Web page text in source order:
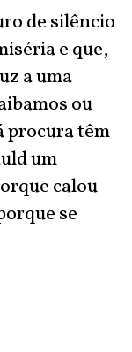
de silêncio
e que,
a uma
ou
procura têm
um
calou
se